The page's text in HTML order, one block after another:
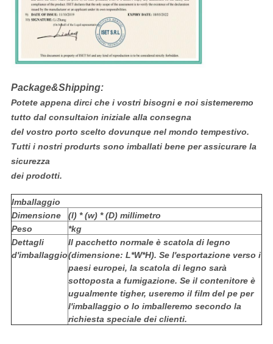
Package&Shipping:
Potete appena dirci che i vostri bisogni e noi sistemeremo
tutto dal consultaion iniziale alla consegna
del vostro porto scelto dovunque nel mondo tempestivo.
Tutti i nostri produrts sono imballati bene per assicurare la
sicurezza
dei prodotti.
Imballaggio
Dimensione
(l) * (w) * (D) millimetro
Peso
*kg
Dettagli
d'imballaggio
Il pacchetto normale è scatola di legno
(dimensione: L*W*H). Se l'esportazione verso i
paesi europei, la scatola di legno sarà
sottoposta a fumigazione. Se il contenitore è
ugualmente tigher, useremo il film del pe per
l'imballaggio o lo imballeremo secondo la
richiesta speciale dei clienti.